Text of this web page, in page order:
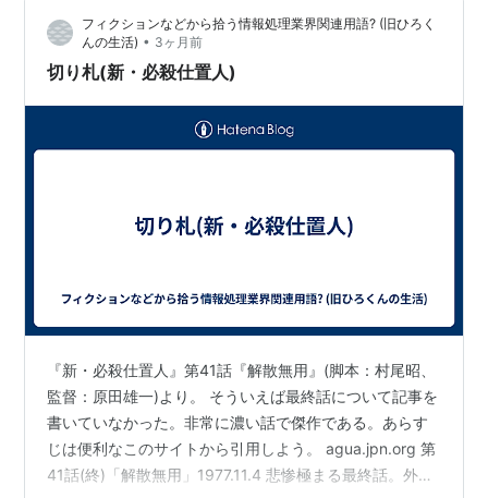
フィクションなどから拾う情報処理業界関連用語? (旧ひろく
んの生活) • 3ヶ月前
切り札(新・必殺仕置人)
『新・必殺仕置人』第41話『解散無用』(脚本：村尾昭、
監督：原田雄一)より。 そういえば最終話について記事を
書いていなかった。非常に濃い話で傑作である。あらす
じは便利なこのサイトから引用しよう。 agua.jpn.org 第
41話(終)「解散無用」1977.11.4 悲惨極まる最終話。外道